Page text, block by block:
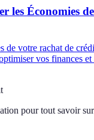
les Économies
de votre rachat de
vos finances
pour tout savoir sur